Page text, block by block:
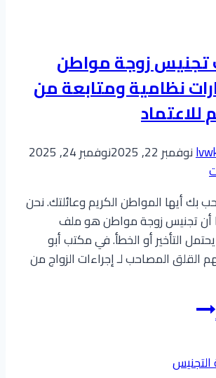
زوجة مواطن
نظامية ومتابعة من
للاعتماد
نوفمبر 22, 2025
نوفمبر 24, 2025
بك أيها المواطن الكريم وعائلتك. نحن
أن تجنيس زوجة مواطن هو ملف
التأخير أو الخطأ. في مكتب أبو
القلق المصاحب لـ إجراءات الزواج من
معقب
تجنيس
مواطن